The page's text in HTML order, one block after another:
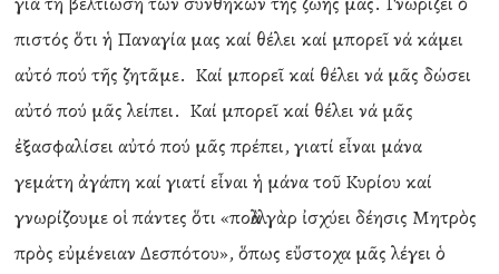
πιστός ὅτι ἡ Παναγία μας καί θέλει καί μπορεῖ νά κάμει
αὐτό πού τῆς ζητᾶμε. Καί μπορεῖ καί θέλει νά μᾶς δώσει
αὐτό πού μᾶς λείπει. Καί μπορεῖ καί θέλει νά μᾶς
ἐξασφαλίσει αὐτό πού μᾶς πρέπει, γιατί εἶναι μάνα
γεμάτη ἀγάπη καί γιατί εἶναι ἡ μάνα τοῦ Κυρίου καί
γνωρίζουμε οἱ πάντες ὅτι «πολλὰ γὰρ ἰσχύει δέησις Μητρὸς
πρὸς εὐμένειαν Δεσπότου», ὅπως εὔστοχα μᾶς λέγει ὁ